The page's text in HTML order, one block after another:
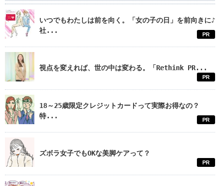
いつでもわたしは前を向く。「女の子の日」を前向きに♪
社...
PR
視点を変えれば、世の中は変わる。「Rethink PR...
PR
18～25歳限定クレジットカードって実際お得なの？
特...
PR
ズボラ女子でもOKな美脚ケアって？
PR